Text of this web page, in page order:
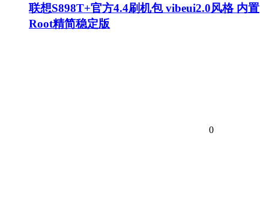
联想S898T+官方4.4刷机包 vibeui2.0风格 内置
Root精简稳定版
0